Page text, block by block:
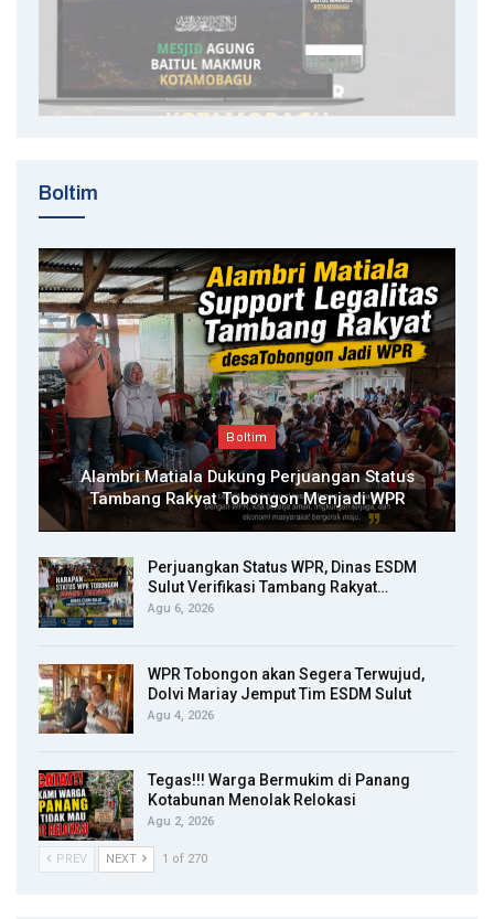
Boltim
Boltim
Alambri Matiala Dukung Perjuangan Status
Tambang Rakyat Tobongon Menjadi WPR
Perjuangkan Status WPR, Dinas ESDM
Sulut Verifikasi Tambang Rakyat…
Agu 6, 2026
WPR Tobongon akan Segera Terwujud,
Dolvi Mariay Jemput Tim ESDM Sulut
Agu 4, 2026
Tegas!!! Warga Bermukim di Panang
Kotabunan Menolak Relokasi
Agu 2, 2026
PREV NEXT 1 of 270